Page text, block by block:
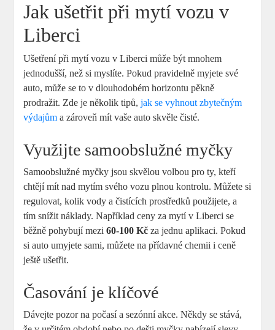
Jak ušetřit při mytí vozu v
Liberci
Ušetření při mytí vozu v Liberci může být mnohem
jednodušší, než si myslíte. Pokud pravidelně myjete své
auto, může se to v dlouhodobém horizontu pěkně
prodražit. Zde je několik tipů,jak se vyhnout zbytečným
výdajům a zároveň mít vaše auto skvěle čisté.
Využijte samoobslužné myčky
Samoobslužné myčky jsou skvělou volbou pro ty, kteří
chtějí mít nad mytím svého vozu plnou kontrolu. Můžete si
regulovat, kolik vody a čistících prostředků použijete, a
tím snížit náklady. Například ceny za mytí v Liberci se
běžně pohybují mezi60-100 Kč za jednu aplikaci. Pokud
si auto umyjete sami, můžete na přídavné chemii i ceně
ještě ušetřit.
Časování je klíčové
Dávejte pozor na počasí a sezónní akce. Někdy se stává,